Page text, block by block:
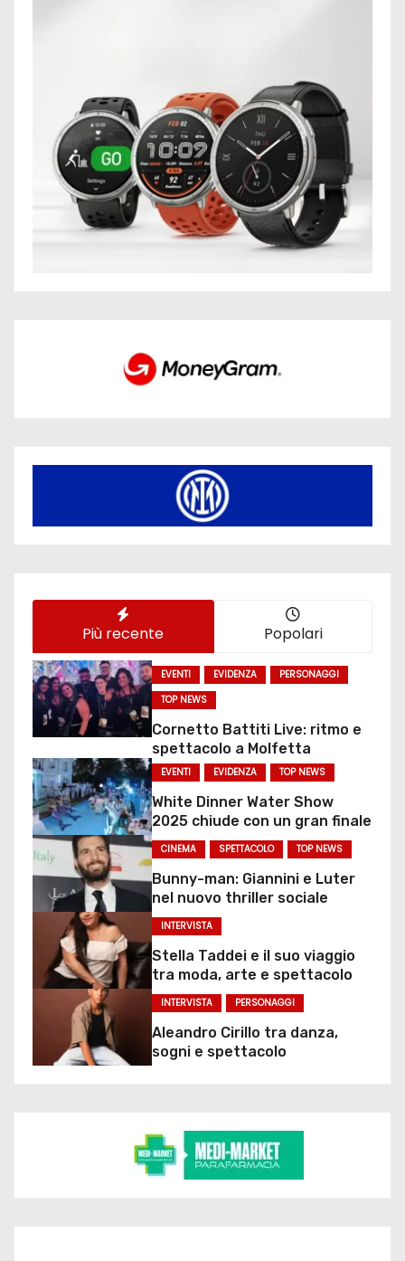
Più recente Popolari
EVENTI EVIDENZA
PERSONAGGI
TOP NEWS
Cornetto Battiti Live: ritmo e
spettacolo a Molfetta
EVENTI EVIDENZA TOP NEWS
White Dinner Water Show
2025 chiude con un gran finale
CINEMA SPETTACOLO TOP NEWS
Bunny-man: Giannini e Luter
nel nuovo thriller sociale
INTERVISTA
Stella Taddei e il suo viaggio
tra moda, arte e spettacolo
INTERVISTA PERSONAGGI
Aleandro Cirillo tra danza,
sogni e spettacolo